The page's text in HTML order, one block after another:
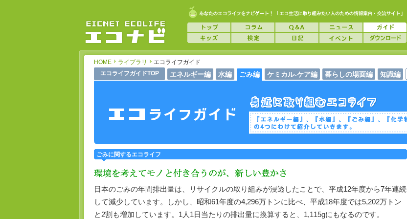
HOME ライブラリ
エコライフガイド
エコライフガイドTOP
エネルギー編 水編 ごみ編 ケミカル-ケア編 暮らしの場面編 知識編
ごみに関するエコライフ
日本のごみの年間排出量は、リサイクルの取り組みが浸透したことで、平成12年度から7年連続
して減少しています。しかし、昭和61年度の4,296万トンに比べ、平成18年度では5,202万トン
と2割も増加しています。1人1日当たりの排出量に換算すると、1,115gにもなるのです。